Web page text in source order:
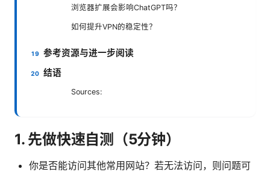
浏览器扩展会影响ChatGPT吗？
如何提升VPN的稳定性？
参考资源与进一步阅读
结语
Sources:
1. 先做快速自测（5分钟）
你是否能访问其他常用网站？若无法访问，则问题可